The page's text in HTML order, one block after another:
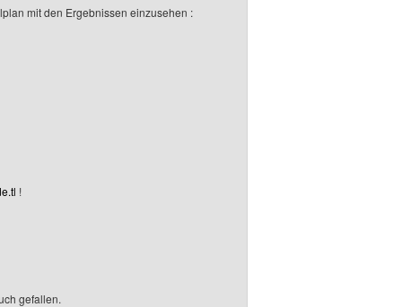
mit den Ergebnissen einzusehen :
!
gefallen.